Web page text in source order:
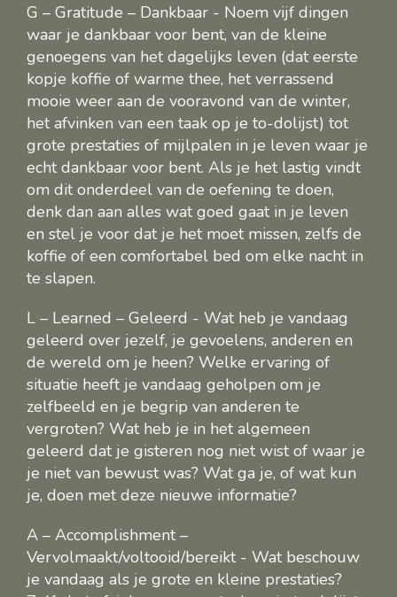
G – Gratitude – Dankbaar - Noem vijf dingen
waar je dankbaar voor bent, van de kleine
genoegens van het dagelijks leven (dat eerste
kopje koffie of warme thee, het verrassend
mooie weer aan de vooravond van de winter,
het afvinken van een taak op je to-dolijst) tot
grote prestaties of mijlpalen in je leven waar je
echt dankbaar voor bent. Als je het lastig vindt
om dit onderdeel van de oefening te doen,
denk dan aan alles wat goed gaat in je leven
en stel je voor dat je het moet missen, zelfs de
koffie of een comfortabel bed om elke nacht in
te slapen.
L – Learned – Geleerd - Wat heb je vandaag
geleerd over jezelf, je gevoelens, anderen en
de wereld om je heen? Welke ervaring of
situatie heeft je vandaag geholpen om je
zelfbeeld en je begrip van anderen te
vergroten? Wat heb je in het algemeen
geleerd dat je gisteren nog niet wist of waar je
je niet van bewust was? Wat ga je, of wat kun
je, doen met deze nieuwe informatie?
A – Accomplishment –
Vervolmaakt/voltooid/bereikt - Wat beschouw
je vandaag als je grote en kleine prestaties?